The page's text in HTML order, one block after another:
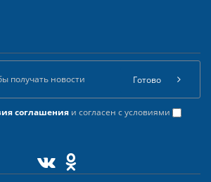
соглашенияи согласен с условиями
Готово